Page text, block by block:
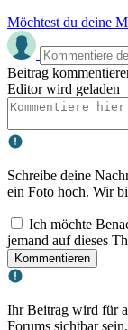
Möchtest du deine
Beitrag
Editor wird geladen
Schreibe deine
ein Foto hoch. Wir
Ich möchte
jemand auf dieses
Kommentieren
Ihr Beitrag wird für
Forums sichtbar sein.